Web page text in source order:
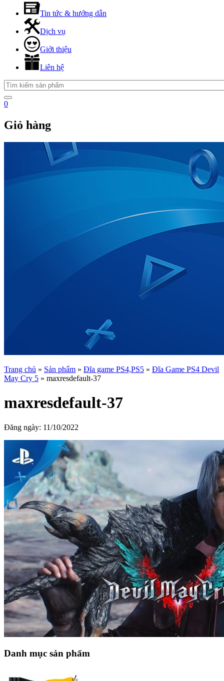
Tin tức & hướng dẫn
Dịch vụ
Giới thiệu
Liên hệ
0
Giỏ hàng
Trang chủ » Sản phẩm » Đĩa game PS4,PS5 » Đĩa Game PS4 Devil
May Cry 5 » maxresdefault-37
maxresdefault-37
Đăng ngày: 11/10/2022
Danh mục sản phẩm